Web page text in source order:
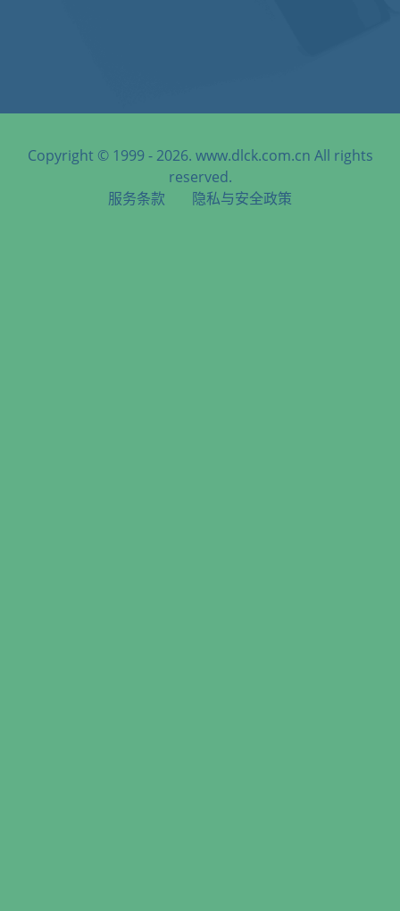
Copyright © 1999 - 2026. www.dlck.com.cn All rights
reserved.
服务条款
隐私与安全政策